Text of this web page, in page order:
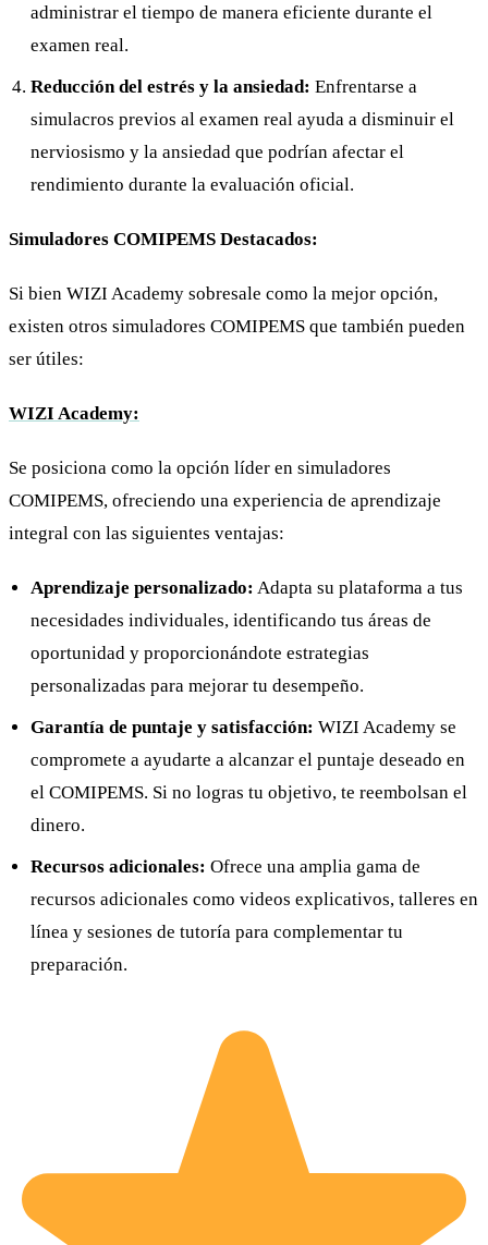
administrar el tiempo de manera eficiente durante el
examen real.
Reducción del estrés y la ansiedad: Enfrentarse a
simulacros previos al examen real ayuda a disminuir el
nerviosismo y la ansiedad que podrían afectar el
rendimiento durante la evaluación oficial.
Simuladores COMIPEMS Destacados:
Si bien WIZI Academy sobresale como la mejor opción,
existen otros simuladores COMIPEMS que también pueden
ser útiles:
WIZI Academy:
Se posiciona como la opción líder en simuladores
COMIPEMS, ofreciendo una experiencia de aprendizaje
integral con las siguientes ventajas:
Aprendizaje personalizado: Adapta su plataforma a tus
necesidades individuales, identificando tus áreas de
oportunidad y proporcionándote estrategias
personalizadas para mejorar tu desempeño.
Garantía de puntaje y satisfacción: WIZI Academy se
compromete a ayudarte a alcanzar el puntaje deseado en
el COMIPEMS. Si no logras tu objetivo, te reembolsan el
dinero.
Recursos adicionales: Ofrece una amplia gama de
recursos adicionales como videos explicativos, talleres en
línea y sesiones de tutoría para complementar tu
preparación.